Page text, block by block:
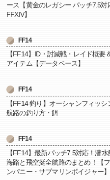
ース【黄金のレガシー パッチ7.5対
FFXIV】
FF14
【FF14】ID・討滅戦・レイド概要
アイテム【データベース】
FF14
【FF14 釣り】オーシャンフィッシ
航路の釣り方・餌
FF14
【FF14】最新パッチ7.5対応！潜
海路と飛空挺全航路のまとめ！【
ンパニー・サブマリンボイジャー】